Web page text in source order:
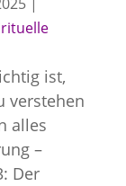
ist,
verstehen
alles
–
Der